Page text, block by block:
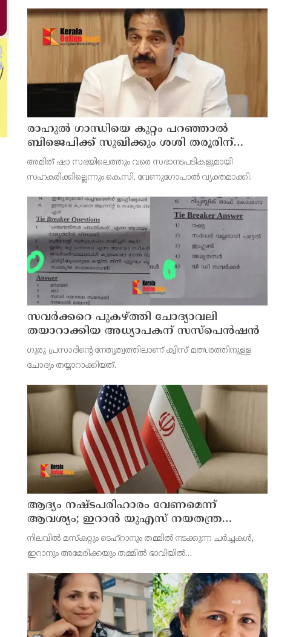
രാഹുല്‍ ഗാന്ധിയെ കുറ്റം പറഞ്ഞാല്‍
ബിജെപിക്ക് സുഖിക്കും ശശി തരൂരിന്
മറുപടിയുമായി കെ സി വേണുഗോപാല്‍
അമിത് ഷാ സഭയിലെത്തും വരെ സഭാനടപടികളുമായി
സഹകരിക്കില്ലെന്നും കെ.സി. വേണുഗോപാല്‍ വ്യക്തമാക്കി.
സവര്‍ക്കറെ പുകഴ്ത്തി ചോദ്യാവലി
തയാറാക്കിയ അധ്യാപകന് സസ്‌പെന്‍ഷന്‍
ഗുരു പ്രസാദിന്റെ നേതൃത്വത്തിലാണ് ക്വിസ് മത്സരത്തിനുള്ള
ചോദ്യം തയ്യാറാക്കിയത്.
ആദ്യം നഷ്ടപരിഹാരം വേണമെന്ന്
ആവശ്യം; ഇറാന്‍ യുഎസ് നയതന്ത്ര
നീക്കങ്ങളില്‍ അനിശ്ചിതത്വം
നിലവില്‍ മസ്‌കറ്റും ടെഹ്റാനും തമ്മില്‍ നടക്കുന്ന ചര്‍ച്ചകള്‍,
ഇറാനും അമേരിക്കയും തമ്മില്‍ ഭാവിയില്‍
ഘട്ടമായാണ് നിരീക്ഷകര്‍ കാണുന്നത്.